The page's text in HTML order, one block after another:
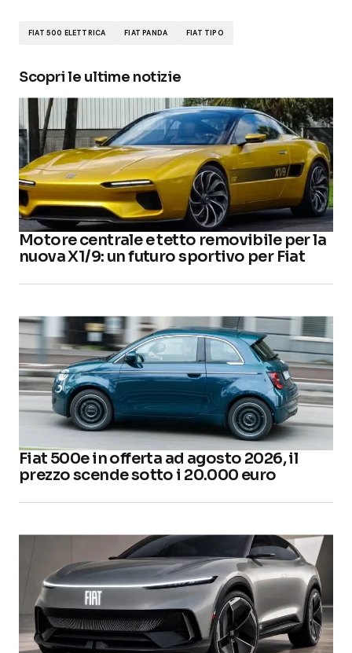
FIAT 500 ELETTRICA FIAT PANDA FIAT TIPO
Scopri le ultime notizie
Motore centrale e tetto removibile per la
nuova X1/9: un futuro sportivo per Fiat
Fiat 500e in offerta ad agosto 2026, il
prezzo scende sotto i 20.000 euro